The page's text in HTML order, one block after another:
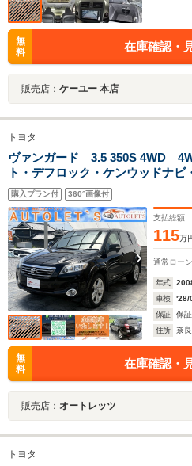
無
料
在庫確認・
販売店： ケーユー 本店
トヨタ
ヴァンガード 3.5 350S 4WD
ト・デフロック・ケンウッドナビ
ナー・地デジ・ワンセグ・CD・
HID・クルコン・Aライト・電格ミ
き
購入プラン付 360°画像付
支払総額
115万
通常ローン
年式
車検
'28/
保証
保
住所
奈
無
料
在庫確認・
販売店： オートレッツ
トヨタ